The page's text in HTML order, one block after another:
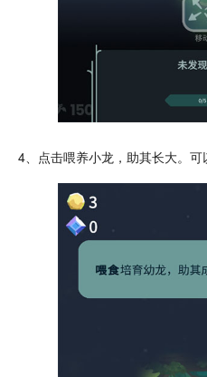
4、点击喂养小龙，助其长大。可